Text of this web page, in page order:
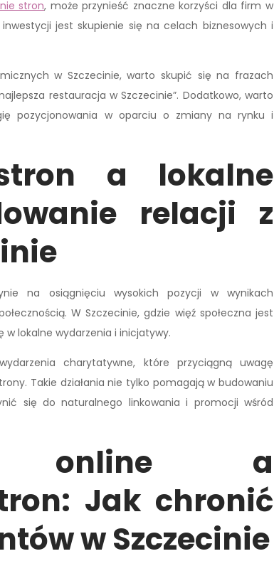
stron, może przynieść znaczne korzyści dla firm w
jest skupienie się na celach biznesowych i
w Szczecinie, warto skupić się na frazach
restauracja w Szczecinie”. Dodatkowo, warto
pozycjonowania w oparciu o zmiany na rynku i
a lokalne
relacji z
na osiągnięciu wysokich pozycji w wynikach
W Szczecinie, gdzie więź społeczna jest
w lokalne wydarzenia i inicjatywy.
charytatywne, które przyciągną uwagę
Takie działania nie tylko pomagają w budowaniu
się do naturalnego linkowania i promocji wśród
online a
Jak chronić
w Szczecinie